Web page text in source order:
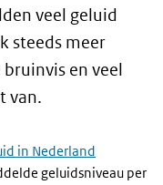
veel geluid
steeds meer
en veel
van.
in Nederland
geluidsniveau per